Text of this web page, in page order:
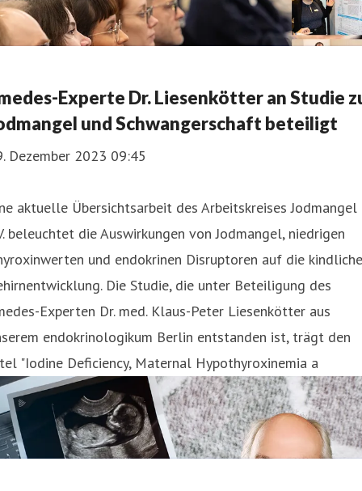
Experte Dr. Liesenkötter an Studie
und Schwangerschaft beteiligt
Dezember 2023 09:45
aktuelle Übersichtsarbeit des Arbeitskreises Jodmangel
beleuchtet die Auswirkungen von Jodmangel, niedrigen
und endokrinen Disruptoren auf die kindliche
Die Studie, die unter Beteiligung des
Experten Dr. med. Klaus-Peter Liesenkötter aus
endokrinologikum Berlin entstanden ist, trägt den
"Iodine Deficiency, Maternal Hypothyroxinemia a